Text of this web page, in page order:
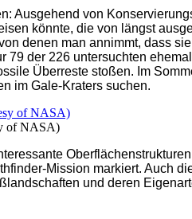
Ausgehend von
könnte, die von längst
denen man annimmt, dass
der 226 untersuchten
Überreste stoßen. Im
im Gale-Kraters suchen.
of NASA)
Mission markiert. Auch
und deren